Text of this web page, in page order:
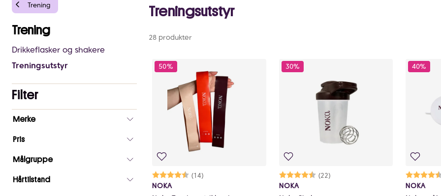
Trening
Trening
Drikkeflasker og shakere
Treningsutstyr
Filter
filtre
Merke
Pris
Målgruppe
Hårtilstand
Treningsutstyr
28 produkter
50%
Karakter:
(14)
4.7 av 5 mulige
NOKA
30%
Karakter:
(22)
4.4 av 5 mulige
NOKA
40%
NOKA